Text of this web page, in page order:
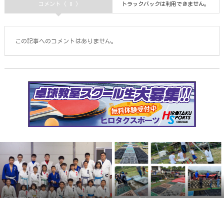
コメント ( 0 ) トラックバックは利用できません。
この記事へのコメントはありません。